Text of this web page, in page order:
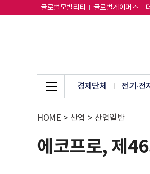
글로벌모빌리티 글로벌게이머즈
경제단체 전기·전
HOME > 산업 > 산업일반
에코프로, 제